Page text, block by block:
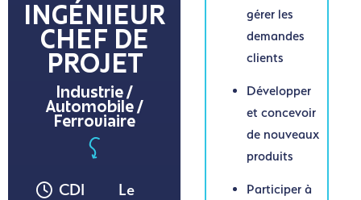
INGÉNIEUR
CHEF DE
PROJET
Industrie /
Automobile /
Ferroviaire
CDI
Le
gérer les
demandes
clients
Développer
et concevoir
de nouveaux
produits
Participer à